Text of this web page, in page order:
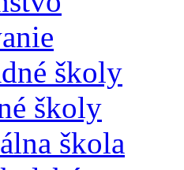
školy
školy
škola